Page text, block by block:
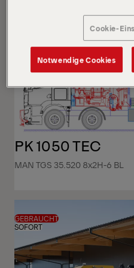
NEUWAGEN
PK 1050 TEC
MAN TGS 35.520 8x2H-6 BL
GEBRAUCHT
SOFORT
Cookie-
Notwendige Cookies